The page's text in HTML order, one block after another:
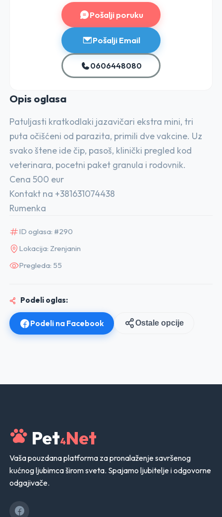
Pošalji poruku
Pošalji Email
0606448080
Opis oglasa
Patuljasti kratkodlaki jazavičari ekstra mini, tri
puta očišćeni od parazita, primili dve vakcine. Uz
svako štene ide čip, pasoš, klinički pregled kod
veterinara, pocetni paket granula i rodovnik.
Cena 500 eur
Kontakt na +381631074438
Rumenka
ID oglasa: #290
Lokacija: Zrenjanin
Pregleda: 55
Podeli oglas:
Podeli na Facebook Ostale opcije
Pet4Net
Vaša pouzdana platforma za pronalaženje savršenog
kućnog ljubimca širom sveta. Spajamo ljubitelje i odgovorne
odgajivače.